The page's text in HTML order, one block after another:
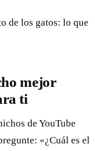
de los gatos: lo que
mejor
ti
de YouTube
«¿Cuál es el